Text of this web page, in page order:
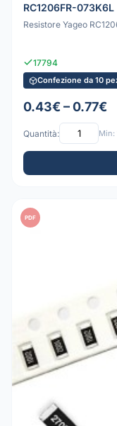
RC1206FR-073K6L
Resistore Yageo
17794
Confezione da 10
0.43€ – 0.77€
Quantità: Min:
PDF